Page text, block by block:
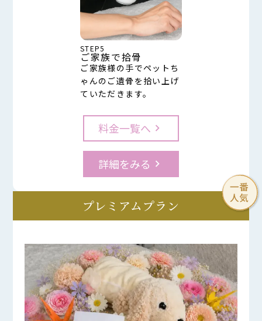
STEP5
ご家族で拾骨
ご家族様の手でペットち
ゃんのご遺骨を拾い上げ
ていただきます。
料金一覧へ keyboard_arrow_right
詳細をみる keyboard_arrow_right
プレミアムプラン